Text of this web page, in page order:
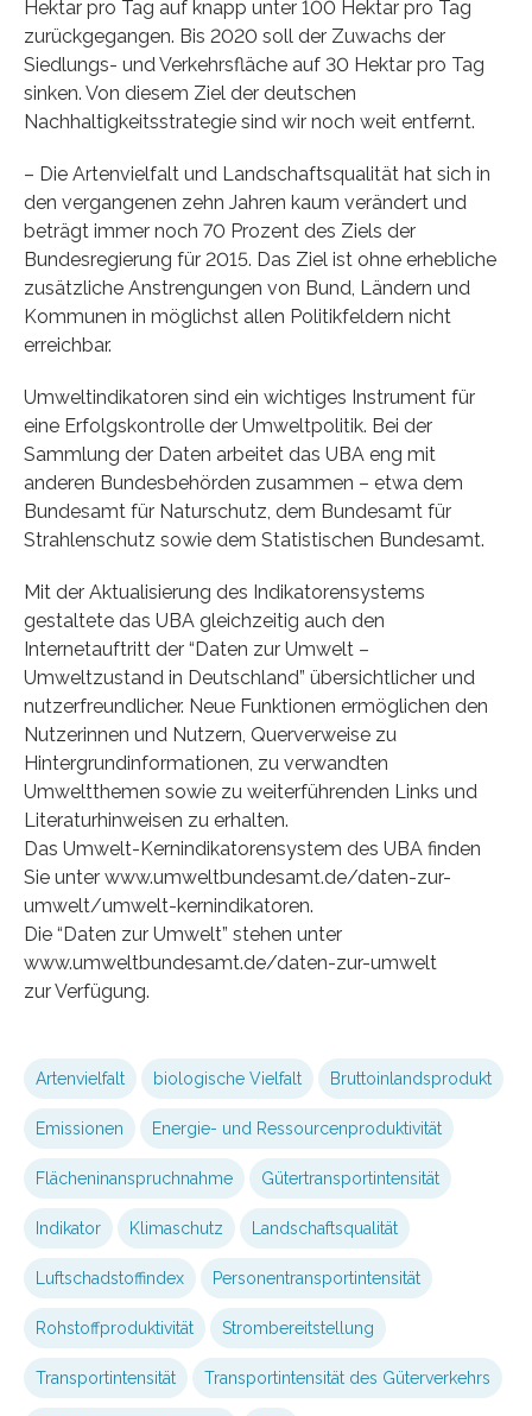
Hektar pro Tag auf knapp unter 100 Hektar pro Tag
zurückgegangen. Bis 2020 soll der Zuwachs der
Siedlungs- und Verkehrsfläche auf 30 Hektar pro Tag
sinken. Von diesem Ziel der deutschen
Nachhaltigkeitsstrategie sind wir noch weit entfernt.
– Die Artenvielfalt und Landschaftsqualität hat sich in
den vergangenen zehn Jahren kaum verändert und
beträgt immer noch 70 Prozent des Ziels der
Bundesregierung für 2015. Das Ziel ist ohne erhebliche
zusätzliche Anstrengungen von Bund, Ländern und
Kommunen in möglichst allen Politikfeldern nicht
erreichbar.
Umweltindikatoren sind ein wichtiges Instrument für
eine Erfolgskontrolle der Umweltpolitik. Bei der
Sammlung der Daten arbeitet das UBA eng mit
anderen Bundesbehörden zusammen – etwa dem
Bundesamt für Naturschutz, dem Bundesamt für
Strahlenschutz sowie dem Statistischen Bundesamt.
Mit der Aktualisierung des Indikatorensystems
gestaltete das UBA gleichzeitig auch den
Internetauftritt der “Daten zur Umwelt –
Umweltzustand in Deutschland” übersichtlicher und
nutzerfreundlicher. Neue Funktionen ermöglichen den
Nutzerinnen und Nutzern, Querverweise zu
Hintergrundinformationen, zu verwandten
Umweltthemen sowie zu weiterführenden Links und
Literaturhinweisen zu erhalten.
Das Umwelt-Kernindikatorensystem des UBA finden
Sie unter www.umweltbundesamt.de/daten-zur-
umwelt/umwelt-kernindikatoren.
Die “Daten zur Umwelt” stehen unter
www.umweltbundesamt.de/daten-zur-umwelt
zur Verfügung.
Artenvielfalt biologische Vielfalt Bruttoinlandsprodukt
Emissionen Energie- und Ressourcenproduktivität
Flächeninanspruchnahme Gütertransportintensität
Indikator Klimaschutz Landschaftsqualität
Luftschadstoffindex Personentransportintensität
Rohstoffproduktivität Strombereitstellung
Transportintensität Transportintensität des Güterverkehrs